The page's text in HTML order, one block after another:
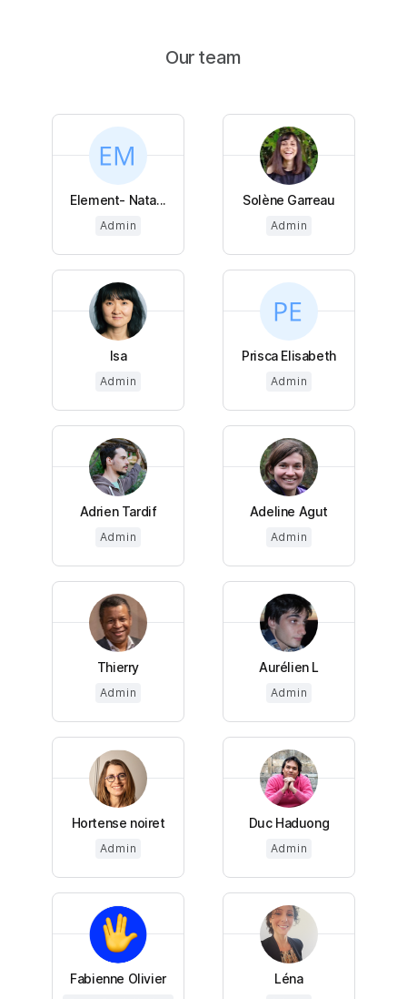
Our team
Element- Nata...
Admin
Solène Garreau
Admin
Isa
Admin
Prisca Elisabeth
Admin
Adrien Tardif
Admin
Adeline Agut
Admin
Thierry
Admin
Aurélien L
Admin
Hortense noiret
Admin
Duc Haduong
Admin
Fabienne Olivier Léna